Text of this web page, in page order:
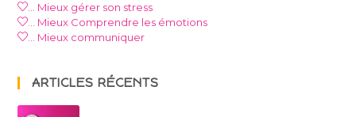
… Mieux gérer son stress
… Mieux Comprendre les émotions
… Mieux communiquer
ARTICLES RÉCENTS